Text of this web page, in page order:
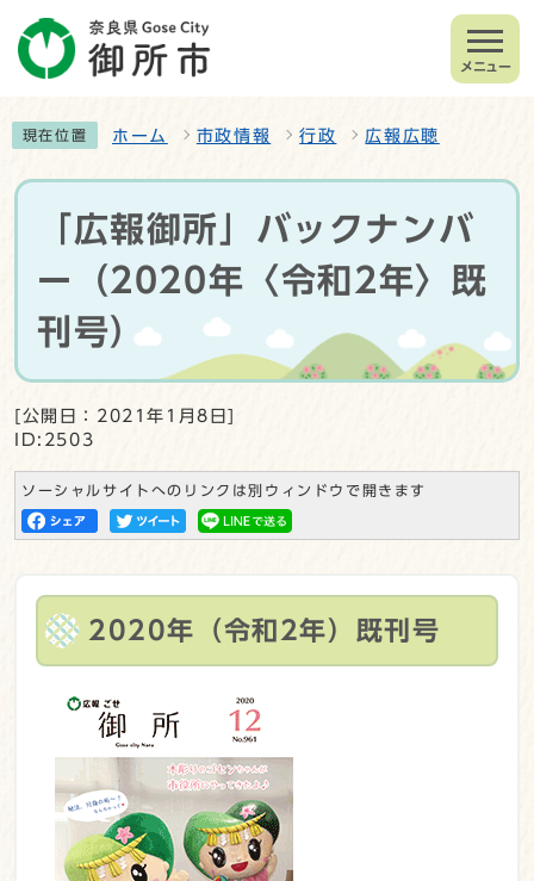
メニュー
現在位置 ホーム 市政情報 行政 広報広聴
「広報御所」バックナンバ
ー（2020年〈令和2年〉既
刊号）
[公開日：2021年1月8日]
ID:2503
ソーシャルサイトへのリンクは別ウィンドウで開きます
2020年（令和2年）既刊号